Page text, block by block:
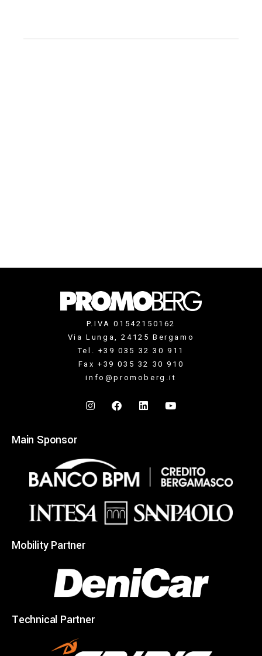
P.IVA 01542150162
Via Lunga, 24125 Bergamo
Tel. +39 035 32 30 911
Fax +39 035 32 30 910
info@promoberg.it
Main Sponsor
Mobility Partner
Technical Partner